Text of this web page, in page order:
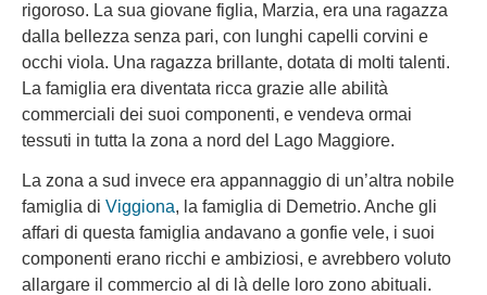
rigoroso. La sua giovane figlia, Marzia, era una ragazza
dalla bellezza senza pari, con lunghi capelli corvini e
occhi viola. Una ragazza brillante, dotata di molti talenti.
La famiglia era diventata ricca grazie alle abilità
commerciali dei suoi componenti, e vendeva ormai
tessuti in tutta la zona a nord del Lago Maggiore.
La zona a sud invece era appannaggio di un’altra nobile
famiglia di Viggiona, la famiglia di Demetrio. Anche gli
affari di questa famiglia andavano a gonfie vele, i suoi
componenti erano ricchi e ambiziosi, e avrebbero voluto
allargare il commercio al di là delle loro zono abituali.